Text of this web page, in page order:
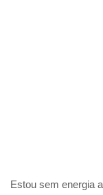
Estou sem energia